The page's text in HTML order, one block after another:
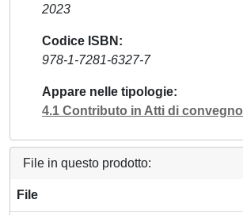
2023
Codice ISBN
978-1-7281-6327-7
Appare nelle tipologie
4.1 Contributo in Atti di convegno
File in questo prodotto:
File